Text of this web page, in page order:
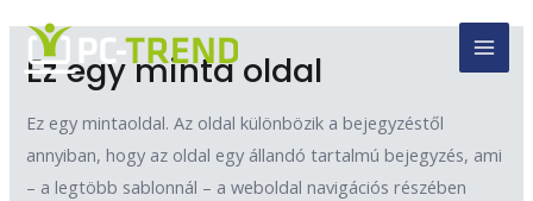
content
Ez egy minta oldal
Ez egy mintaoldal. Az oldal különbözik a bejegyzéstől
annyiban, hogy az oldal egy állandó tartalmú bejegyzés, ami
– a legtöbb sablonnál – a weboldal navigációs részében